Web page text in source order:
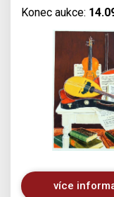
Konec aukce:
více